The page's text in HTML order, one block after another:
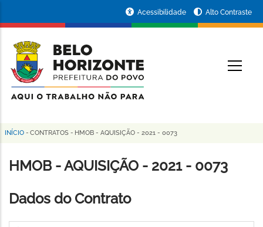
conteúdo
principal
da
Prefeitura
de
Horizonte
Acessibilidade Alto Contraste
Trilha
de
INÍCIO - CONTRATOS - HMOB - AQUISIÇÃO - 2021 - 0073
HMOB - AQUISIÇÃO - 2021 - 0073
Dados do Contrato